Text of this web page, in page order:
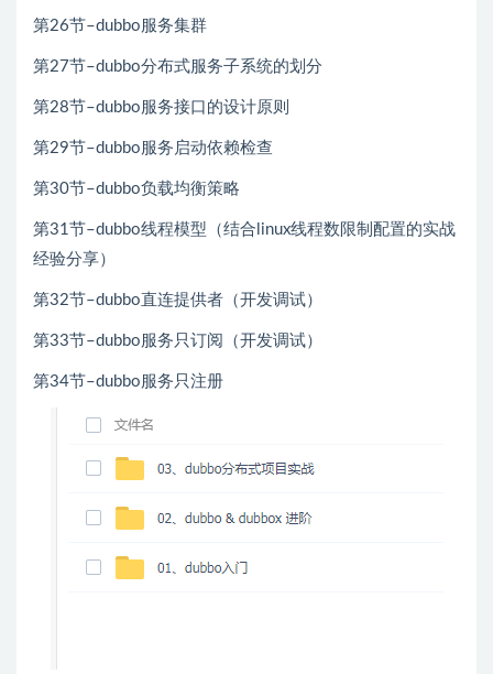
第26节–dubbo服务集群
第27节–dubbo分布式服务子系统的划分
第28节–dubbo服务接口的设计原则
第29节–dubbo服务启动依赖检查
第30节–dubbo负载均衡策略
第31节–dubbo线程模型（结合linux线程数限制配置的实战
经验分享）
第32节–dubbo直连提供者（开发调试）
第33节–dubbo服务只订阅（开发调试）
第34节–dubbo服务只注册